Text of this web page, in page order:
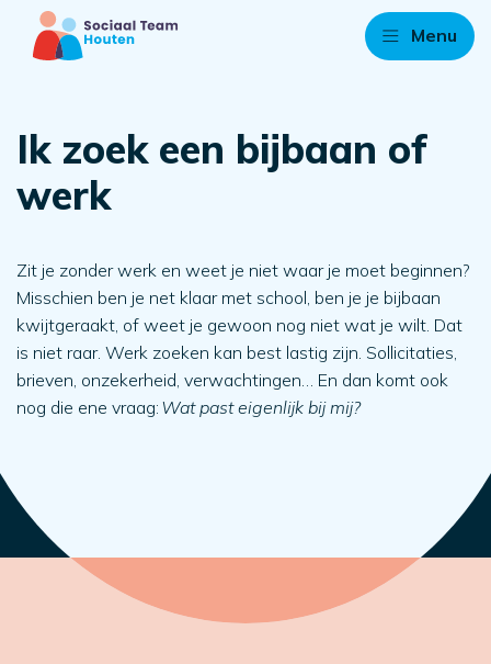
Menu
Ik zoek een bijbaan of
werk
Zit je zonder werk en weet je niet waar je moet beginnen?
Misschien ben je net klaar met school, ben je je bijbaan
kwijtgeraakt, of weet je gewoon nog niet wat je wilt. Dat
is niet raar. Werk zoeken kan best lastig zijn. Sollicitaties,
brieven, onzekerheid, verwachtingen… En dan komt ook
nog die ene vraag: Wat past eigenlijk bij mij?